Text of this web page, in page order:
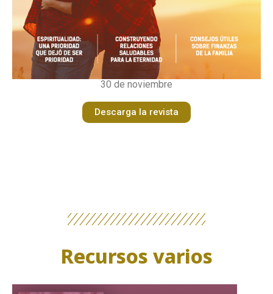
30 de noviembre
Descarga la revista
Recursos varios